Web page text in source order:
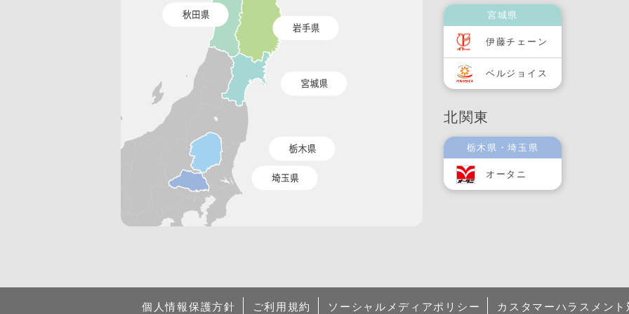
宮城県
伊藤チェーン
ベルジョイス
北関東
栃木県・埼玉県
オータニ
個人情報保護方針 ご利用規約 ソーシャルメディアポリシー カスタマーハラスメン